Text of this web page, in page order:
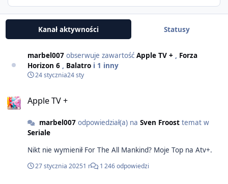
Kanał aktywności Statusy
marbel007 obserwuje zawartość Apple TV + , Forza
Horizon 6 , Balatro i 1 inny
24 stycznia24 sty
Apple TV +
marbel007odpowiedział(a) na Sven Froosttemat w
Seriale
Nikt nie wymienił For The All Mankind? Moje Top na Atv+.
27 stycznia 20251 r 1 246 odpowiedzi